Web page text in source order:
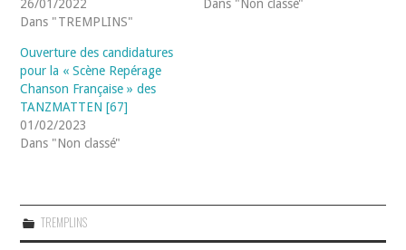
26/01/2022
Dans "TREMPLINS"
Dans "Non classé"
Ouverture des candidatures
pour la « Scène Repérage
Chanson Française » des
TANZMATTEN [67]
01/02/2023
Dans "Non classé"
TREMPLINS